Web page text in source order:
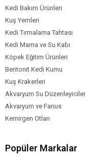
Kedi Bakım Ürünleri
Kuş Yemleri
Kedi Tırmalama Tahtası
Kedi Mama ve Su Kabı
Köpek Eğitim Ürünleri
Bentonit Kedi Kumu
Kuş Krakerleri
Akvaryum Su Düzenleyiciler
Akvaryum ve Fanus
Kemirgen Otları
Popüler Markalar